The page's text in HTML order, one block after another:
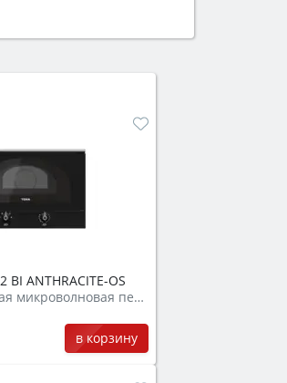
BI ANTHRACITE-OS
Встраиваемая микроволновая печь
в корзину